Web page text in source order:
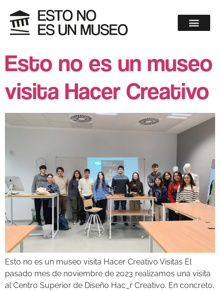
Esto no es un museo
visita Hacer Creativo
Esto no es un museo visita Hacer Creativo Visitas El
pasado mes de noviembre de 2023 realizamos una visita
al Centro Superior de Diseño Hac_r Creativo. En concreto,